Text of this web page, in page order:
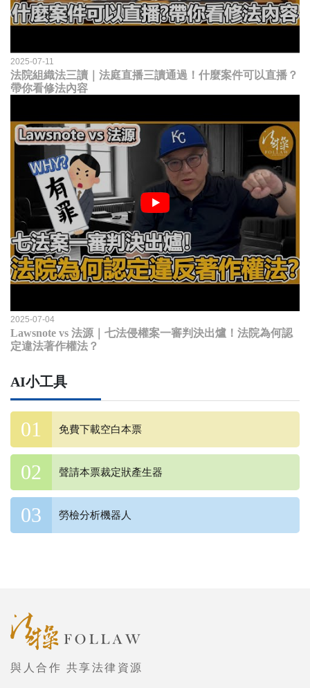
2025-07-11
法院組織法三讀｜法庭直播三讀通過！什麼案件可以直播？
帶你看修法內容
2025-07-04
Lawsnote vs 法源｜七法侵權案一審判決出爐！法院為何認
定違法著作權法？
AI小工具
免費下載空白本票
聲請本票裁定狀產生器
勞檢分析機器人
與人合作 共享法律資源